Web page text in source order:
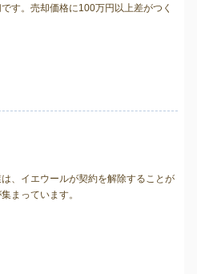
す。売却価格に100万円以上差がつく
、イエウールが契約を解除することが
まっています。